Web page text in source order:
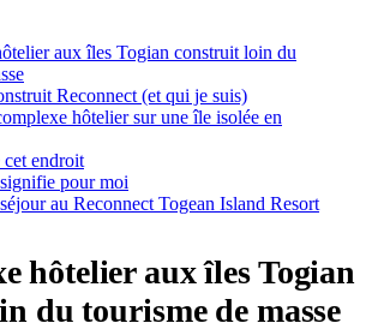
aux îles Togian construit loin du
Reconnect (et qui je suis)
hôtelier sur une île isolée en
cet endroit
pour moi
au Reconnect Togean Island Resort
hôtelier aux îles Togian
du tourisme de masse